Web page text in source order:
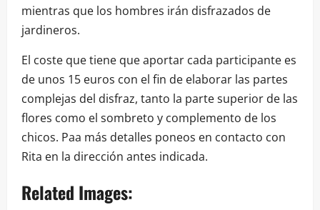
mientras que los hombres irán disfrazados de
jardineros.
El coste que tiene que aportar cada participante es
de unos 15 euros con el fin de elaborar las partes
complejas del disfraz, tanto la parte superior de las
flores como el sombreto y complemento de los
chicos. Paa más detalles poneos en contacto con
Rita en la dirección antes indicada.
Related Images: